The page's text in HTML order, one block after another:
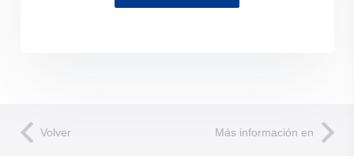
Volver Más información en